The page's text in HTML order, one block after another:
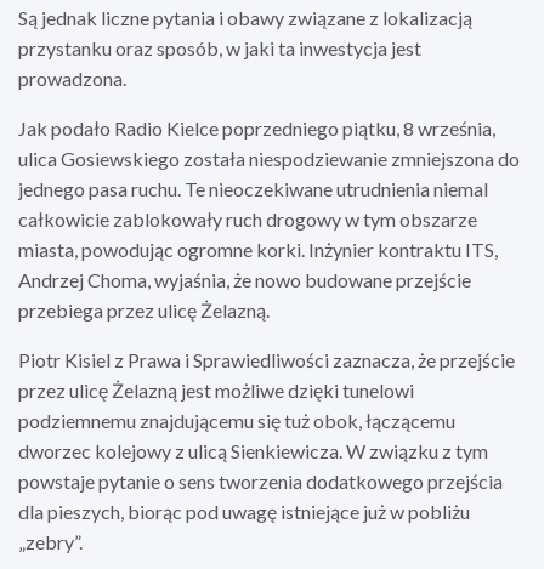
Są jednak liczne pytania i obawy związane z lokalizacją
przystanku oraz sposób, w jaki ta inwestycja jest
prowadzona.
Jak podało Radio Kielce poprzedniego piątku, 8 września,
ulica Gosiewskiego została niespodziewanie zmniejszona do
jednego pasa ruchu. Te nieoczekiwane utrudnienia niemal
całkowicie zablokowały ruch drogowy w tym obszarze
miasta, powodując ogromne korki. Inżynier kontraktu ITS,
Andrzej Choma, wyjaśnia, że nowo budowane przejście
przebiega przez ulicę Żelazną.
Piotr Kisiel z Prawa i Sprawiedliwości zaznacza, że przejście
przez ulicę Żelazną jest możliwe dzięki tunelowi
podziemnemu znajdującemu się tuż obok, łączącemu
dworzec kolejowy z ulicą Sienkiewicza. W związku z tym
powstaje pytanie o sens tworzenia dodatkowego przejścia
dla pieszych, biorąc pod uwagę istniejące już w pobliżu
„zebry”.